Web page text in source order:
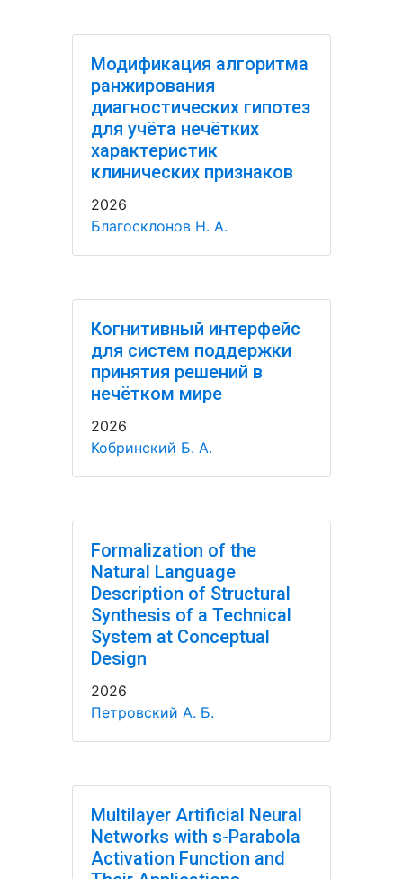
Модификация алгоритма
ранжирования
диагностических гипотез
для учёта нечётких
характеристик
клинических признаков
2026
Благосклонов Н. А.
Когнитивный интерфейс
для систем поддержки
принятия решений в
нечётком мире
2026
Кобринский Б. А.
Formalization of the
Natural Language
Description of Structural
Synthesis of a Technical
System at Conceptual
Design
2026
Петровский А. Б.
Multilayer Artificial Neural
Networks with s-Parabola
Activation Function and